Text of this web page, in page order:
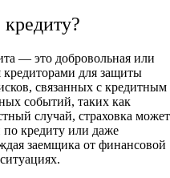
кредиту?
— это добровольная или
кредиторами для защиты
связанных с кредитным
событий, таких как
случай, страховка может
кредиту или даже
заемщика от финансовой